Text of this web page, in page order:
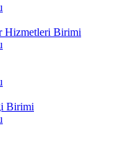
Hizmetleri Birimi
Birimi